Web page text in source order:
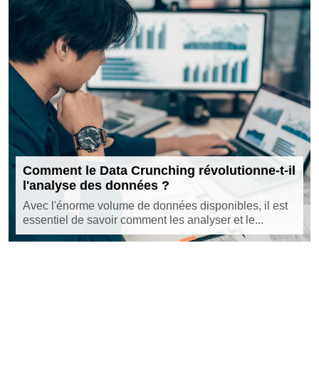
Comment le Data Crunching révolutionne-t-il
l'analyse des données ?
Avec l'énorme volume de données disponibles, il est
essentiel de savoir comment les analyser et le...